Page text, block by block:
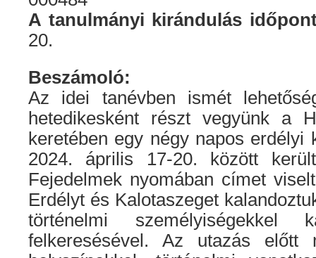
A tanulmányi kirándulás
20.
Beszámoló:
Az idei tanévben ismét
hetedikesként részt vegyünk a
keretében egy négy napos erdélyi
2024. április 17-20. között
Fejedelmek nyomában címet
Erdélyt és Kalotaszeget
történelmi személyiségekkel
felkeresésével. Az utazás előtt